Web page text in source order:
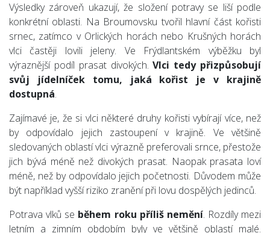
Výsledky zároveň ukazují, že složení potravy se liší podle
konkrétní oblasti. Na Broumovsku tvořil hlavní část kořisti
srnec, zatímco v Orlických horách nebo Krušných horách
vlci častěji lovili jeleny. Ve Frýdlantském výběžku byl
výraznější podíl prasat divokých.Vlci tedy přizpůsobují
svůj jídelníček tomu, jaká kořist je v krajině
dostupná.
Zajímavé je, že si vlci některé druhy kořisti vybírají více, než
by odpovídalo jejich zastoupení v krajině. Ve většině
sledovaných oblastí vlci výrazně preferovali srnce, přestože
jich bývá méně než divokých prasat. Naopak prasata loví
méně, než by odpovídalo jejich početnosti. Důvodem může
být například vyšší riziko zranění při lovu dospělých jedinců.
Potrava vlků se během roku příliš nemění. Rozdíly mezi
letním a zimním obdobím byly ve většině oblastí malé.